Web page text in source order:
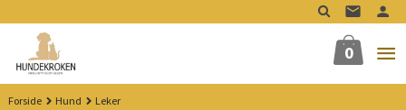
til
innholdet
0
Forside Hund Leker